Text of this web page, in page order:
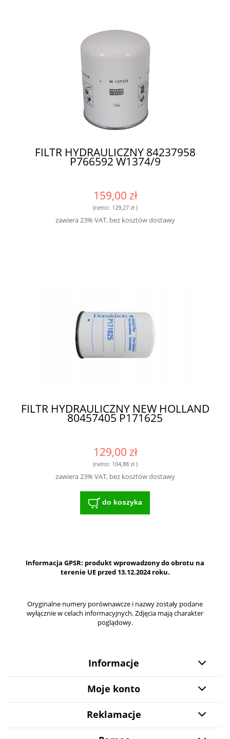
FILTR HYDRAULICZNY 84237958
P766592 W1374/9
159,00 zł
(netto: 129,27 zł)
zawiera 23% VAT, bez kosztów dostawy
FILTR HYDRAULICZNY NEW HOLLAND
80457405 P171625
129,00 zł
(netto: 104,88 zł)
zawiera 23% VAT, bez kosztów dostawy
do koszyka
Informacja GPSR: produkt wprowadzony do obrotu na
terenie UE przed 13.12.2024 roku.
Oryginalne numery porównawcze i nazwy zostały podane
wyłącznie w celach informacyjnych. Zdjęcia mają charakter
poglądowy.
Informacje
Moje konto
Reklamacje